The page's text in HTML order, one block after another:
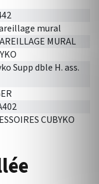
mural
MURAL
Supp dble H. ass.
CUBYKO